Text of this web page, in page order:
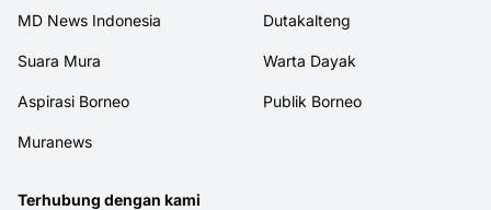
MD News Indonesia Dutakalteng
Suara Mura Warta Dayak
Aspirasi Borneo Publik Borneo
Muranews
Terhubung dengan kami